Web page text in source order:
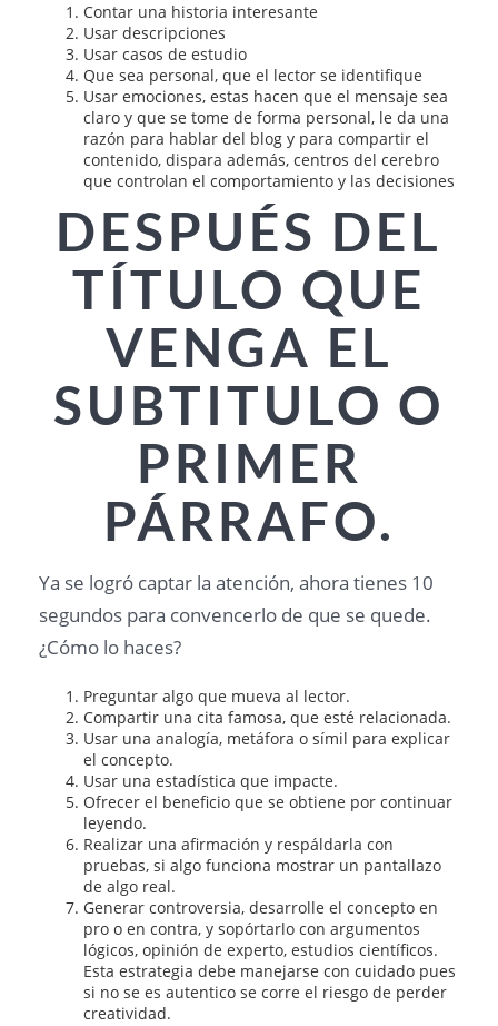
Contar una historia interesante
Usar descripciones
Usar casos de estudio
Que sea personal, que el lector se identifique
Usar emociones, estas hacen que el mensaje sea
claro y que se tome de forma personal, le da una
razón para hablar del blog y para compartir el
contenido, dispara además, centros del cerebro
que controlan el comportamiento y las decisiones
DESPUÉS DEL
TÍTULO QUE
VENGA EL
SUBTITULO O
PRIMER
PÁRRAFO.
Ya se logró captar la atención, ahora tienes 10
segundos para convencerlo de que se quede.
¿Cómo lo haces?
Preguntar algo que mueva al lector.
Compartir una cita famosa, que esté relacionada.
Usar una analogía, metáfora o símil para explicar
el concepto.
Usar una estadística que impacte.
Ofrecer el beneficio que se obtiene por continuar
leyendo.
Realizar una afirmación y respáldarla con
pruebas, si algo funciona mostrar un pantallazo
de algo real.
Generar controversia, desarrolle el concepto en
pro o en contra, y sopórtarlo con argumentos
lógicos, opinión de experto, estudios científicos.
Esta estrategia debe manejarse con cuidado pues
si no se es autentico se corre el riesgo de perder
creatividad.